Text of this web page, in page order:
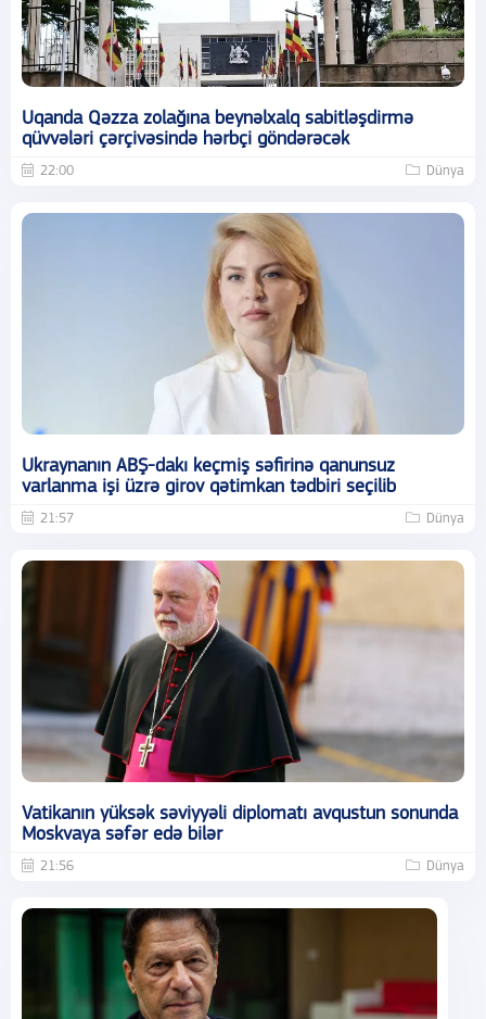
Uqanda Qəzza zolağına beynəlxalq sabitləşdirmə
qüvvələri çərçivəsində hərbçi göndərəcək
22:00 Dünya
Ukraynanın ABŞ-dakı keçmiş səfirinə qanunsuz
varlanma işi üzrə girov qətimkan tədbiri seçilib
21:57 Dünya
Vatikanın yüksək səviyyəli diplomatı avqustun sonunda
Moskvaya səfər edə bilər
21:56 Dünya